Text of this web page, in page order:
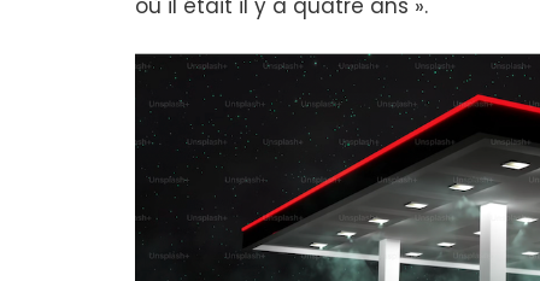
où il était il y a quatre ans ».